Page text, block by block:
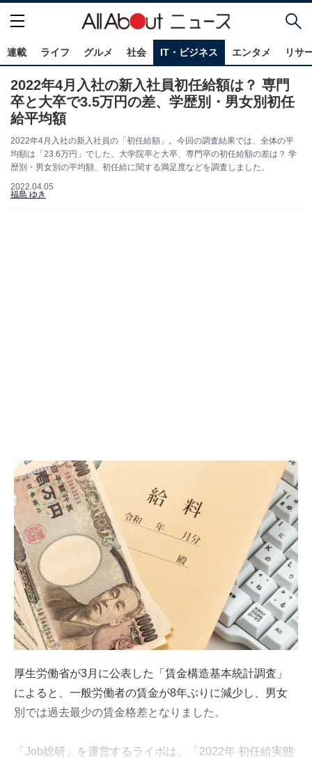
連載 ライフ グルメ 社会 IT・ビジネス エンタメ リサ
2022年4月入社の新入社員初任給額は？ 専門
卒と大卒で3.5万円の差、学歴別・男女別初任
給平均額
2022年4月入社の新入社員の「初任給額」。今回の調査結果では、全体の平
均額は「23.6万円」でした。大学院卒と大卒、専門卒の初任給額の差は？ 学
歴別・男女別の平均額、初任給に関する満足度などを調査しました。
2022.04.05
福島 ゆき
厚生労働省が3月に公表した「賃金構造基本統計調査」
によると、一般労働者の賃金が8年ぶりに減少し、男女
別では過去最少の賃金格差となりました。
「Job総研」を運営するライボは、「2022年 初任給実態